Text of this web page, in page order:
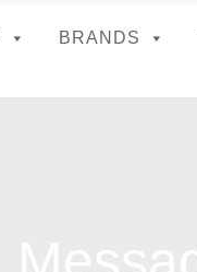
BRANDS